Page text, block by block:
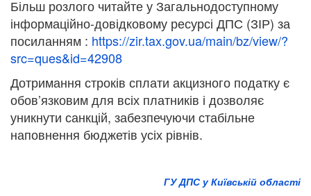
Більш розлого читайте у Загальнодоступному
інформаційно-довідковому ресурсі ДПС (ЗІР) за
посиланням : https://zir.tax.gov.ua/main/bz/view/?
src=ques&id=42908
Дотримання строків сплати акцизного податку є
обов’язковим для всіх платників і дозволяє
уникнути санкцій, забезпечуючи стабільне
наповнення бюджетів усіх рівнів.
ГУ ДПС у Київській області